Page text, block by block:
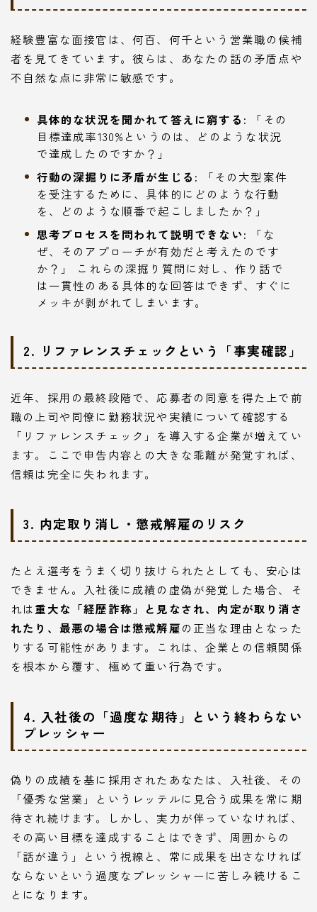
経験豊富な面接官は、何百、何千という営業職の候補
者を見てきています。彼らは、あなたの話の矛盾点や
不自然な点に非常に敏感です。
具体的な状況を聞かれて答えに窮する: 「その
目標達成率130%というのは、どのような状況
で達成したのですか？」
行動の深掘りに矛盾が生じる:
「その大型案件
を受注するために、具体的にどのような行動
を、どのような順番で起こしましたか？」
思考プロセスを問われて説明できない: 「な
ぜ、そのアプローチが有効だと考えたのです
か？」 これらの深掘り質問に対し、作り話で
は一貫性のある具体的な回答はできず、すぐに
メッキが剥がれてしまいます。
2. リファレンスチェックという「事実確認」
近年、採用の最終段階で、応募者の同意を得た上で前
職の上司や同僚に勤務状況や実績について確認する
「リファレンスチェック」を導入する企業が増えてい
ます。ここで申告内容との大きな乖離が発覚すれば、
信頼は完全に失われます。
3. 内定取り消し・懲戒解雇のリスク
たとえ選考をうまく切り抜けられたとしても、安心は
できません。入社後に成績の虚偽が発覚した場合、そ
れは重大な「経歴詐称」と見なされ、内定が取り消さ
れたり、最悪の場合は懲戒解雇の正当な理由となった
りする可能性があります。これは、企業との信頼関係
を根本から覆す、極めて重い行為です。
4. 入社後の「過度な期待」という終わらない
プレッシャー
偽りの成績を基に採用されたあなたは、入社後、その
「優秀な営業」というレッテルに見合う成果を常に期
待され続けます。しかし、実力が伴っていなければ、
その高い目標を達成することはできず、周囲からの
「話が違う」という視線と、常に成果を出さなければ
ならないという過度なプレッシャーに苦しみ続けるこ
とになります。